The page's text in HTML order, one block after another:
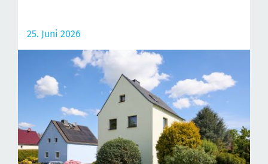
25. Juni 2026